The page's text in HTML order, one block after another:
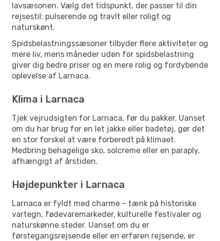
lavsæsonen. Vælg det tidspunkt, der passer til din
rejsestil: pulserende og travlt eller roligt og
naturskønt.
Spidsbelastningssæsoner tilbyder flere aktiviteter og
mere liv, mens måneder uden for spidsbelastning
giver dig bedre priser og en mere rolig og fordybende
oplevelse af Larnaca.
Klima i Larnaca
Tjek vejrudsigten for Larnaca, før du pakker. Uanset
om du har brug for en let jakke eller badetøj, gør det
en stor forskel at være forberedt på klimaet.
Medbring behagelige sko, solcreme eller en paraply,
afhængigt af årstiden.
Højdepunkter i Larnaca
Larnaca er fyldt med charme – tænk på historiske
vartegn, fødevaremarkeder, kulturelle festivaler og
naturskønne steder. Uanset om du er
førstegangsrejsende eller en erfaren rejsende, er